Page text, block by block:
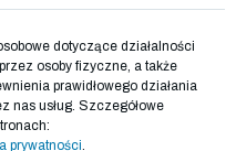
dotyczące działalności
osoby fizyczne, a także
prawidłowego działania
nas usług. Szczegółowe
prywatności